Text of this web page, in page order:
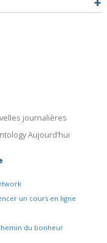
journalières
Aujourd’hui
un cours en ligne
du bonheur